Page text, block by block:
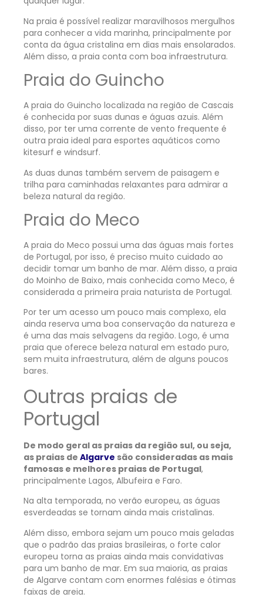
Na praia é possível realizar maravilhosos mergulhos
para conhecer a vida marinha, principalmente por
conta da água cristalina em dias mais ensolarados.
Além disso, a praia conta com boa infraestrutura.
Praia do Guincho
A praia do Guincho localizada na região de Cascais
é conhecida por suas dunas e águas azuis. Além
disso, por ter uma corrente de vento frequente é
outra praia ideal para esportes aquáticos como
kitesurf e windsurf.
As duas dunas também servem de paisagem e
trilha para caminhadas relaxantes para admirar a
beleza natural da região.
Praia do Meco
A praia do Meco possui uma das águas mais fortes
de Portugal, por isso, é preciso muito cuidado ao
decidir tomar um banho de mar. Além disso, a praia
do Moinho de Baixo, mais conhecida como Meco, é
considerada a primeira praia naturista de Portugal.
Por ter um acesso um pouco mais complexo, ela
ainda reserva uma boa conservação da natureza e
é uma das mais selvagens da região. Logo, é uma
praia que oferece beleza natural em estado puro,
sem muita infraestrutura, além de alguns poucos
bares.
Outras praias de
Portugal
De modo geral as praias da região sul, ou seja,
as praias de Algarve são consideradas as mais
famosas e melhores praias de Portugal,
principalmente Lagos, Albufeira e Faro.
Na alta temporada, no verão europeu, as águas
esverdeadas se tornam ainda mais cristalinas.
Além disso, embora sejam um pouco mais geladas
que o padrão das praias brasileiras, o forte calor
europeu torna as praias ainda mais convidativas
para um banho de mar. Em sua maioria, as praias
de Algarve contam com enormes falésias e ótimas
faixas de areia.